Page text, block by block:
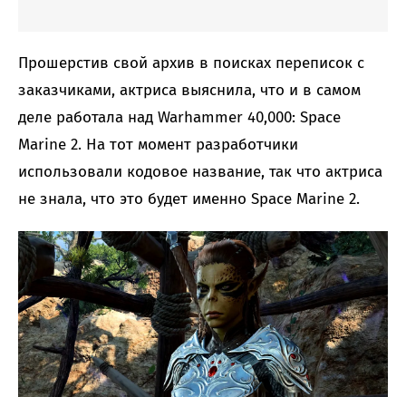
Прошерстив свой архив в поисках переписок с
заказчиками, актриса выяснила, что и в самом
деле работала над Warhammer 40,000: Space
Marine 2. На тот момент разработчики
использовали кодовое название, так что актриса
не знала, что это будет именно Space Marine 2.